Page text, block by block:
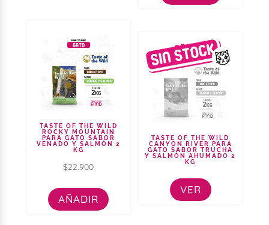
TASTE OF THE WILD
ROCKY MOUNTAIN
PARA GATO SABOR
VENADO Y SALMÓN 2
KG
$22.900
AÑADIR
TASTE OF THE WILD
CANYON RIVER PARA
GATO SABOR TRUCHA
Y SALMÓN AHUMADO 2
KG
VER